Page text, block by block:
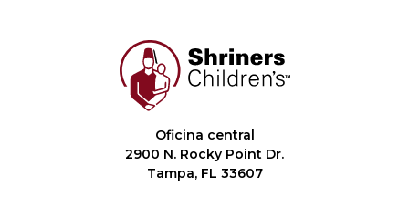
Oficina central
2900 N. Rocky Point Dr.
Tampa, FL 33607